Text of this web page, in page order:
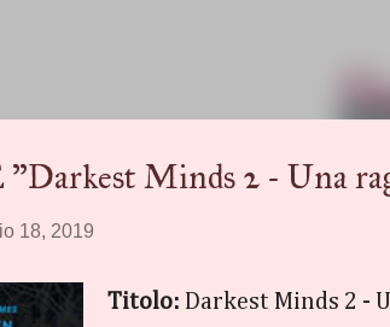
Minds 2 - Una
18, 2019
Titolo: Darkest Minds 2 -